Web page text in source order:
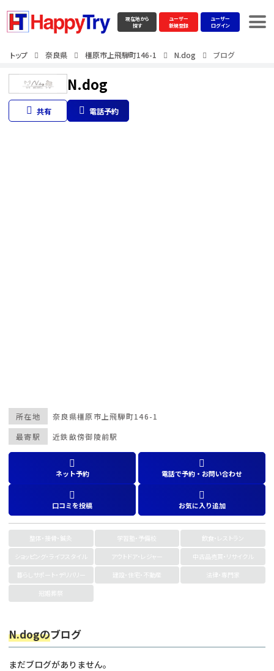
現在地から
探す
ユーザー
新規登録
ユーザー
ログイン
トップ 奈良県 橿原市上飛騨町146-1 N.dog ブログ
N.dog
共有 電話予約
最寄駅 近鉄畝傍御陵前駅
所在地 奈良県橿原市上飛騨町146-1
ネット予約 電話で予約・お問い合わせ
口コミを投稿 お気に入り追加
整体・接骨・鍼灸 学習塾・予備校
飲食・レストラン
ショッピング・ライフスタイル
アウトドア・レジャー
中古品売買・リサイクル
暮らしサポート・デリバリー
建設・住宅・不動産
法律・専門家
冠婚葬祭
N.dogのブログ
まだブログがありません。